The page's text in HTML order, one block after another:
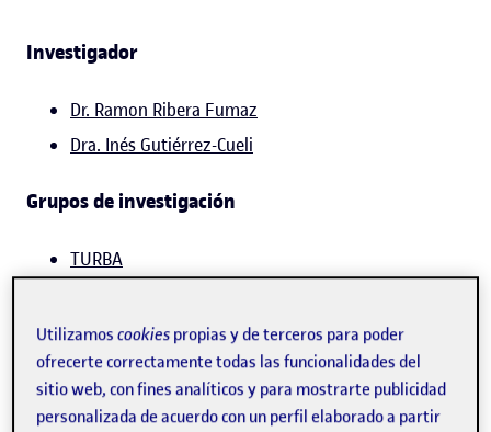
Investigador
Dr. Ramon Ribera Fumaz
Dra. Inés Gutiérrez-Cueli
Grupos de investigación
TURBA
PROPUESTA DE TESIS
L1.2 Gestión de destinos turísticos
Utilizamoscookies propias y de terceros para poder
ofrecerte correctamente todas las funcionalidades del
sitio web, con fines analíticos y para mostrarte publicidad
personalizada de acuerdo con un perfil elaborado a partir